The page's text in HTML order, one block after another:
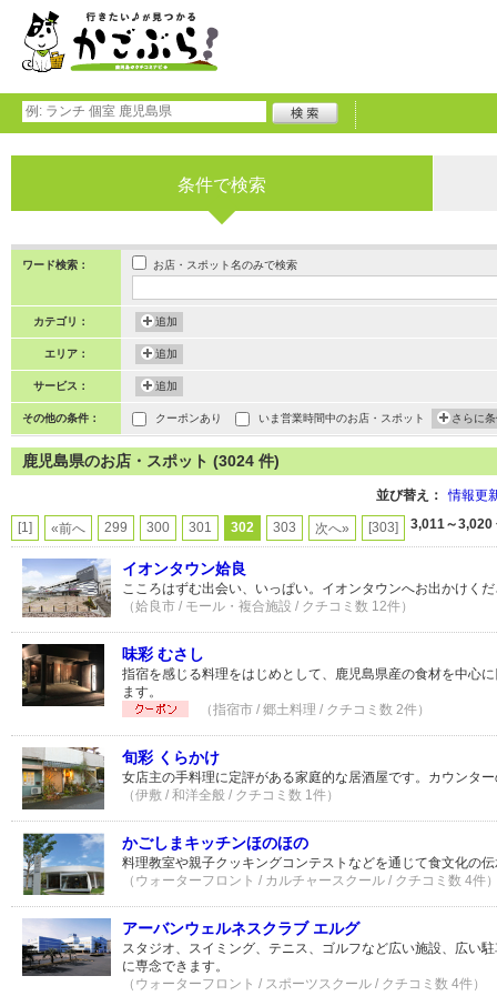
条件で検索
ワード検索： お店・スポット名のみで検索
カテゴリ： 追加
エリア： 追加
サービス： 追加
その他の条件： クーポンあり いま営業時間中のお店・スポット さらに
鹿児島県のお店・スポット (3024 件)
並び替え： 情報更
[1] «前へ 299 300 301 302 303 次へ» [303] 3,011～3,020
イオンタウン姶良
こころはずむ出会い、いっぱい。イオンタウンへお出かけく
（姶良市 / モール・複合施設 / クチコミ数 12件）
味彩 むさし
指宿を感じる料理をはじめとして、鹿児島県産の食材を中心
ます。
（指宿市 / 郷土料理 / クチコミ数 2件）
旬彩 くらかけ
女店主の手料理に定評がある家庭的な居酒屋です。カウンタ
（伊敷 / 和洋全般 / クチコミ数 1件）
かごしまキッチンほのほの
料理教室や親子クッキングコンテストなどを通じて食文化の
（ウォーターフロント / カルチャースクール / クチコミ数 4件
アーバンウェルネスクラブ エルグ
スタジオ、スイミング、テニス、ゴルフなど広い施設、広い
に専念できます。
（ウォーターフロント / スポーツスクール / クチコミ数 4件）